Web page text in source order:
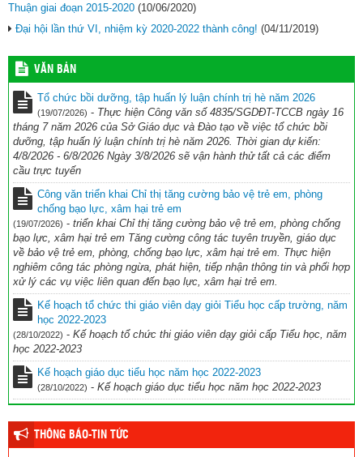
Thuận giai đoạn 2015-2020 (10/06/2020)
Đại hội lần thứ VI, nhiệm kỳ 2020-2022 thành công! (04/11/2019)
VĂN BẢN
Tổ chức bồi dưỡng, tập huấn lý luận chính trị hè năm 2026
(19/07/2026) - Thực hiện Công văn số 4835/SGDĐT-TCCB ngày 16
tháng 7 năm 2026 của Sở Giáo dục và Đào tạo về việc tổ chức bồi
dưỡng, tập huấn lý luận chính trị hè năm 2026. Thời gian dự kiến:
4/8/2026 - 6/8/2026 Ngày 3/8/2026 sẽ vận hành thử tất cả các điểm
cầu trực tuyến
Công văn triển khai Chỉ thị tăng cường bảo vệ trẻ em, phòng
chống bạo lực, xâm hại trẻ em
(19/07/2026) - triển khai Chỉ thị tăng cường bảo vệ trẻ em, phòng chống
bạo lực, xâm hại trẻ em Tăng cường công tác tuyên truyền, giáo dục
về bảo vệ trẻ em, phòng, chống bạo lực, xâm hại trẻ em. Thực hiện
nghiêm công tác phòng ngừa, phát hiện, tiếp nhận thông tin và phối hợp
xử lý các vụ việc liên quan đến bạo lực, xâm hại trẻ em.
Kế hoạch tổ chức thi giáo viên dạy giỏi Tiểu học cấp trường, năm
học 2022-2023
(28/10/2022) - Kế hoạch tổ chức thi giáo viên dạy giỏi cấp Tiểu học, năm
học 2022-2023
Kế hoạch giáo dục tiểu học năm học 2022-2023
(28/10/2022) - Kế hoạch giáo dục tiểu học năm học 2022-2023
THÔNG BÁO-TIN TỨC